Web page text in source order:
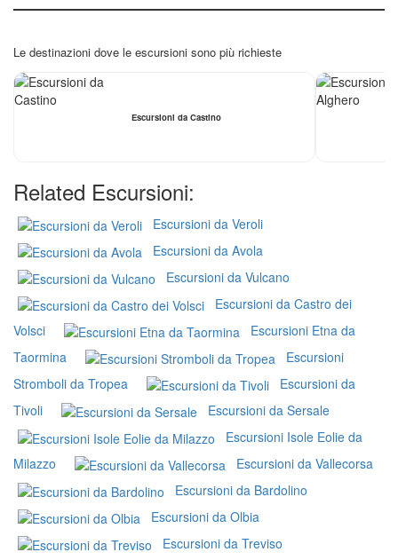
Le destinazioni dove le escursioni sono più richieste
Escursioni da Castino
Related Escursioni:
Escursioni da Veroli
Escursioni da Avola
Escursioni da Vulcano
Escursioni da Castro dei
Volsci
Escursioni Etna da
Taormina
Escursioni
Stromboli da Tropea
Escursioni da
Tivoli
Escursioni da Sersale
Escursioni Isole Eolie da
Milazzo
Escursioni da Vallecorsa
Escursioni da Bardolino
Escursioni da Olbia
Escursioni da Treviso